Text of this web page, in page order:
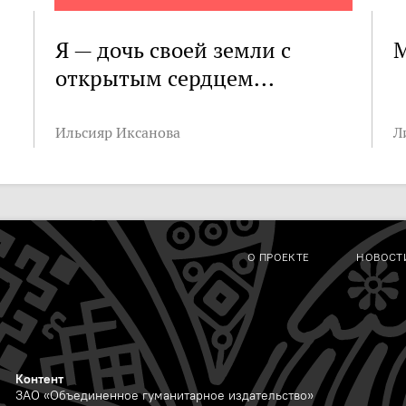
Я — дочь своей земли с
открытым сердцем...
Ильсияр Иксанова
О ПРОЕКТЕ
Контент
ЗАО «Объединенное гуманитарное издательство»